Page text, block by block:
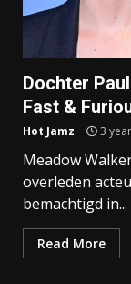
Dochter
Fast &
Hot Jamz 3
Meadow
overleden
bemachtigd in...
Read More